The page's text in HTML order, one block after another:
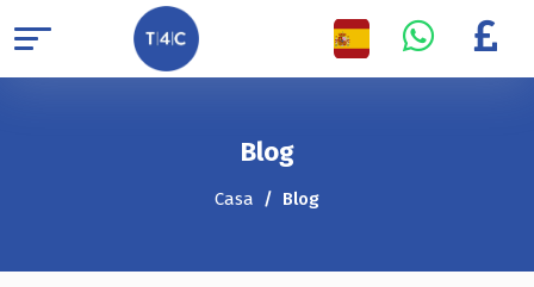
Blog
Casa Blog